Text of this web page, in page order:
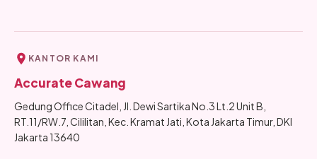
KANTOR KAMI
Accurate Cawang
Gedung Office Citadel, Jl. Dewi Sartika No.3 Lt.2 Unit B,
RT.11/RW.7, Cililitan, Kec. Kramat Jati, Kota Jakarta Timur, DKI
Jakarta 13640